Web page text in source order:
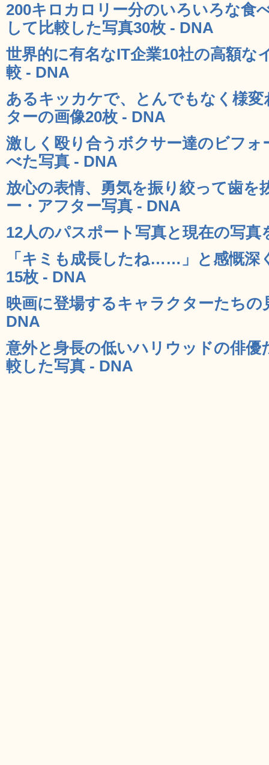
200キロカロリー分のいろいろな食
して比較した写真30枚 - DNA
世界的に有名なIT企業10社の高額な
較 - DNA
あるキッカケで、とんでもなく様
ターの画像20枚 - DNA
激しく殴り合うボクサー達のビフォ
べた写真 - DNA
放心の表情、勇気を振り絞って歯を
ー・アフター写真 - DNA
12人のパスポート写真と現在の写
「キミも成長したね……」と感慨深
15枚 - DNA
映画に登場するキャラクターたち
DNA
意外と身長の低いハリウッドの俳
較した写真 - DNA